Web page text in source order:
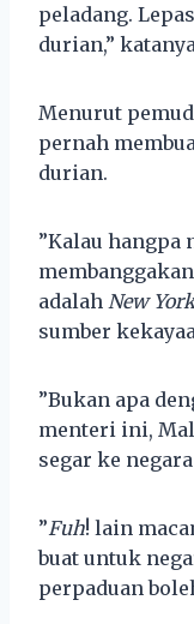
peladang.
durian,”
Menurut
pernah
durian.
”Kalau hangpa
adalah New
sumber
”Bukan apa
menteri ini,
segar ke
”Fuh! lain
buat untuk
perpaduan